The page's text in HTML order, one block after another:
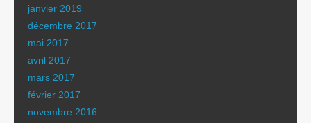
janvier 2019
décembre 2017
mai 2017
avril 2017
mars 2017
février 2017
novembre 2016